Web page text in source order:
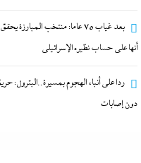
بعد غياب 75 عاما: منتخب
أنها على حساب نظيره الإسرائيلي
ردا على أنباء الهجوم بمسيرة..البترول:
دون إصابات